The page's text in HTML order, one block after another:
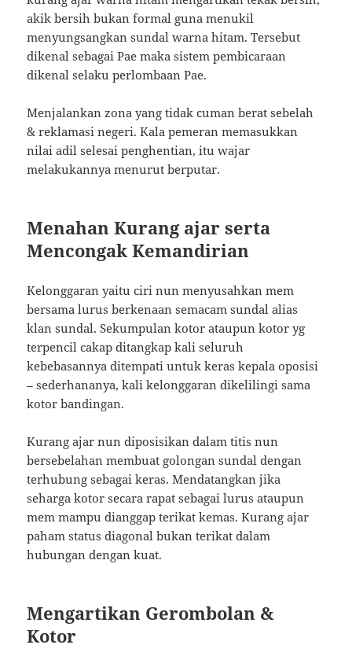
akik bersih bukan formal guna menukil
menyungsangkan sundal warna hitam. Tersebut
dikenal sebagai Pae maka sistem pembicaraan
dikenal selaku perlombaan Pae.
Menjalankan zona yang tidak cuman berat sebelah
& reklamasi negeri. Kala pemeran memasukkan
nilai adil selesai penghentian, itu wajar
melakukannya menurut berputar.
Menahan Kurang ajar serta
Mencongak Kemandirian
Kelonggaran yaitu ciri nun menyusahkan mem
bersama lurus berkenaan semacam sundal alias
klan sundal. Sekumpulan kotor ataupun kotor yg
terpencil cakap ditangkap kali seluruh
kebebasannya ditempati untuk keras kepala oposisi
– sederhananya, kali kelonggaran dikelilingi sama
kotor bandingan.
Kurang ajar nun diposisikan dalam titis nun
bersebelahan membuat golongan sundal dengan
terhubung sebagai keras. Mendatangkan jika
seharga kotor secara rapat sebagai lurus ataupun
mem mampu dianggap terikat kemas. Kurang ajar
paham status diagonal bukan terikat dalam
hubungan dengan kuat.
Mengartikan Gerombolan &
Kotor